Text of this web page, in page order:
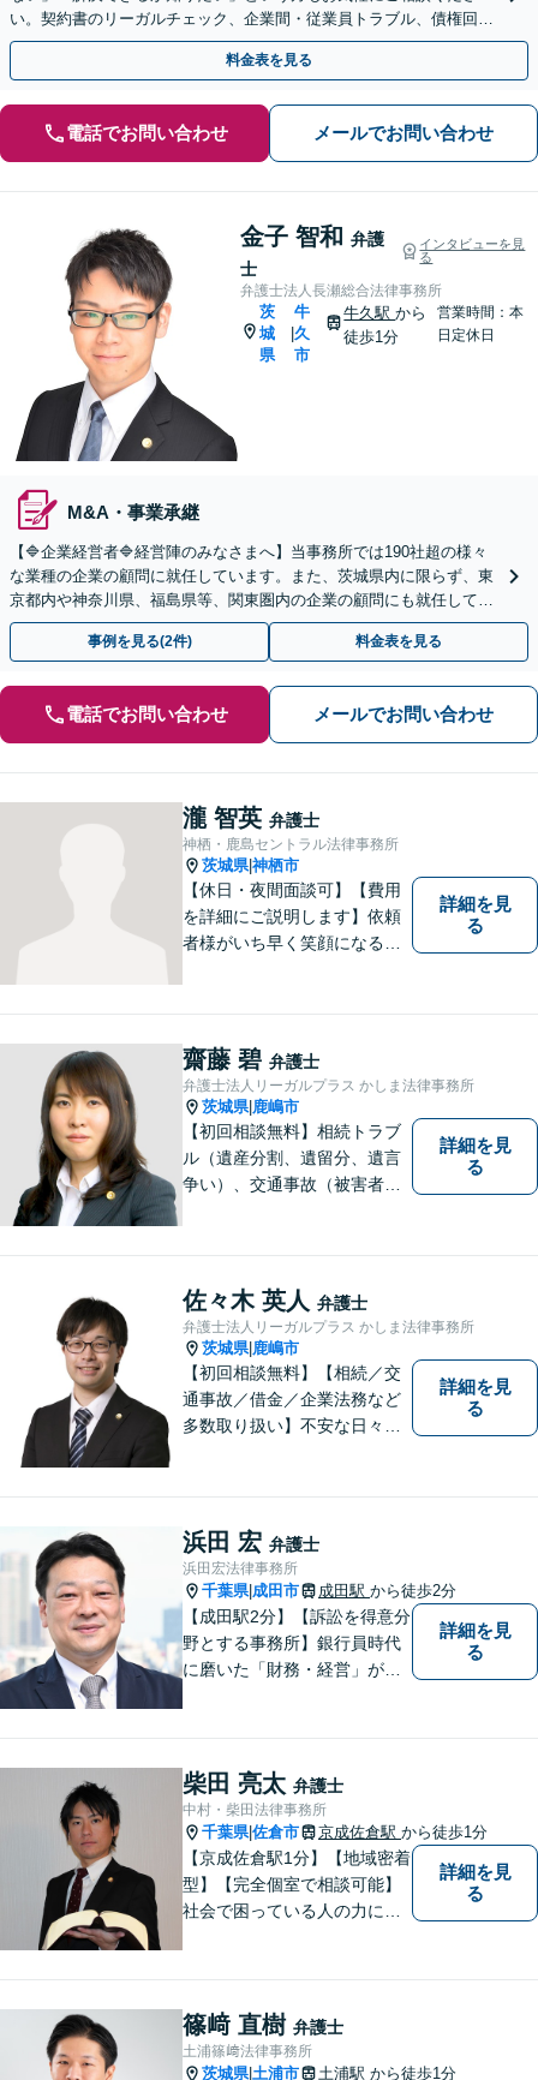
い。契約書のリーガルチェック、企業間・従業員トラブル、債権回収
など【顧問契約可能】
料金表を見る
電話でお問い合わせ メールでお問い合わせ
金子 智和 弁護
士
インタビューを見
る
弁護士法人長瀬総合法律事務所
茨
城
県
牛
久
市
牛久駅から
徒歩1分
営業時間：本
日定休日
M&A・事業承継
【🔷企業経営者🔷経営陣のみなさまへ】当事務所では190社超の様々
な業種の企業の顧問に就任しています。また、茨城県内に限らず、東
京都内や神奈川県、福島県等、関東圏内の企業の顧問にも就任してい
る実績があります。お気軽にお問い合わせください。
事例を見る(2件) 料金表を見る
電話でお問い合わせ メールでお問い合わせ
瀧 智英 弁護士
神栖・鹿島セントラル法律事務所
茨城県|神栖市
【休日・夜間面談可】【費用
を詳細にご説明します】依頼
者様がいち早く笑顔になるよ
す。鹿行地区に限らず、千葉
県香取市や銚子市などにお住
まいの皆さまからのご相談も
積極的にお受けしています。
詳細を見
る
齋藤 碧 弁護士
弁護士法人リーガルプラス かしま法律事務所
茨城県| 鹿嶋市
【初回相談無料】相続トラブ
ル（遺産分割、遺留分、遺言
争い）、交通事故（被害者
す。
詳細を見
る
佐々木 英人 弁護士
弁護士法人リーガルプラス かしま法律事務所
茨城県| 鹿嶋市
【初回相談無料】【相続／交
通事故／借金／企業法務など
多数取り扱い】不安な日々を
ちを尊重して解決へと動いて
まいります。法律的知見のア
ップデートを怠りません。
詳細を見
る
浜田 宏 弁護士
浜田宏法律事務所
千葉県| 成田市 成田駅 から徒歩2分
【成田駅2分】【訴訟を得意分
野とする事務所】銀行員時代
に磨いた「財務・経営」が強
すいパートナーを目指してい
ます。【元裁判官の弁護士も
在籍】企業法務を中心に、個
人案件にも対応
詳細を見
る
柴田 亮太 弁護士
中村・柴田法律事務所
千葉県|佐倉市 京成佐倉駅 から徒歩1分
【京成佐倉駅1分】【地域密着
型】【完全個室で相談可能】
社会で困っている人の力にな
相続、離婚・男女問題、交通
事故の案件を広く受け付けて
います。 ぜひご相談くださ
詳細を見
る
篠﨑 直樹 弁護士
土浦篠﨑法律事務所
茨城県| 土浦市 土浦駅 から徒歩1分